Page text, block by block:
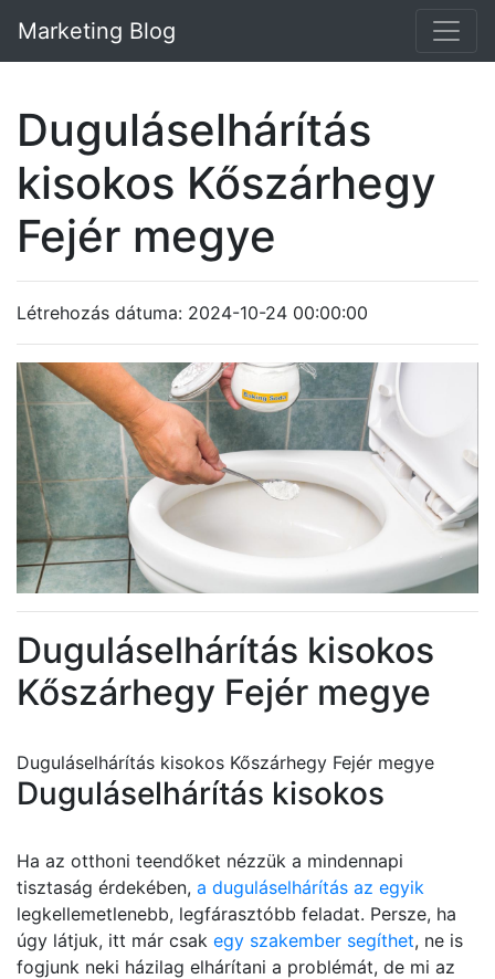
Marketing Blog
Duguláselhárítás
kisokos Kőszárhegy
Fejér megye
Létrehozás dátuma: 2024-10-24 00:00:00
Duguláselhárítás kisokos
Kőszárhegy Fejér megye
Duguláselhárítás kisokos Kőszárhegy Fejér megye
Duguláselhárítás kisokos
Ha az otthoni teendőket nézzük a mindennapi
tisztaság érdekében, a duguláselhárítás az egyik
legkellemetlenebb, legfárasztóbb feladat. Persze, ha
úgy látjuk, itt már csak egy szakember segíthet, ne is
fogjunk neki házilag elhárítani a problémát, de mi az